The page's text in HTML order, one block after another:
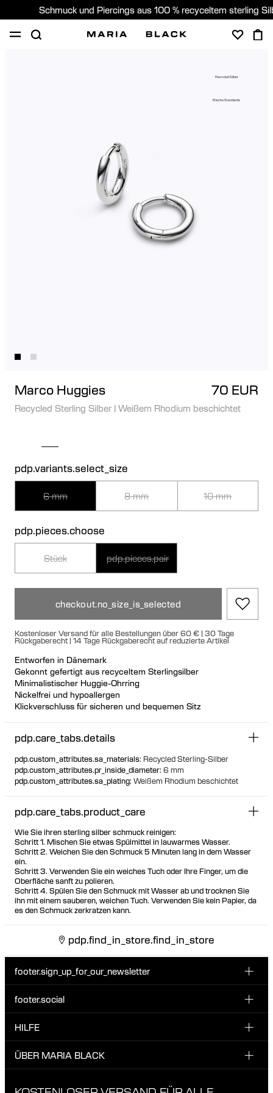
Schmuck und Piercings aus 100 % recyceltem sterling
Recycled Silber
Etische Standards
Marco Huggies 70 EUR
Recycled Sterling Silber | Weißem Rhodium beschichtet
pdp.variants.select_size
6 mm 8 mm 10 mm
pdp.pieces.choose
Stück pdp.pieces.pair
checkout.no_size_is_selected
Kostenloser Versand für alle Bestellungen über 60 € | 30 Tage
Rückgaberecht | 14 Tage Rückgaberecht auf reduzierte Artikel
Entworfen in Dänemark
Gekonnt gefertigt aus recyceltem Sterlingsilber
Minimalistischer Huggie-Ohrring
Nickelfrei und hypoallergen
Klickverschluss für sicheren und bequemen Sitz
pdp.care_tabs.details
pdp.custom_attributes.sa_materials: Recycled Sterling-Silber
pdp.custom_attributes.pr_inside_diameter: 6 mm
pdp.custom_attributes.sa_plating: Weißem Rhodium beschichtet
pdp.care_tabs.product_care
Wie Sie ihren sterling silber schmuck reinigen:
Schritt 1. Mischen Sie etwas Spülmittel in lauwarmes Wasser.
Schritt 2. Weichen Sie den Schmuck 5 Minuten lang in dem Wasser
ein.
Schritt 3. Verwenden Sie ein weiches Tuch oder Ihre Finger, um die
Oberfläche sanft zu polieren.
Schritt 4. Spülen Sie den Schmuck mit Wasser ab und trocknen Sie
ihn mit einem sauberen, weichen Tuch. Verwenden Sie kein Papier, da
es den Schmuck zerkratzen kann.
pdp.find_in_store.find_in_store
footer.sign_up_for_our_newsletter
Melde dich für unseren Newsletter an und erhalte 10 %
footer.social
INSTAGRAM
TIKTOK
HILFE
KUNDENSERVICE & KONTAKT
ÜBER MARIA BLACK